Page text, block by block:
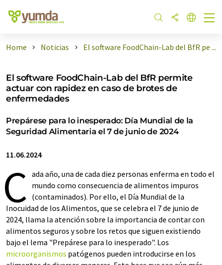
Home Noticias El software FoodChain-Lab del BfR pe ...
El software FoodChain-Lab del BfR permite
actuar con rapidez en caso de brotes de
enfermedades
Prepárese para lo inesperado: Día Mundial de la
Seguridad Alimentaria el 7 de junio de 2024
11.06.2024
C ada año, una de cada diez personas enferma en todo el
mundo como consecuencia de alimentos impuros
(contaminados). Por ello, el Día Mundial de la
Inocuidad de los Alimentos, que se celebra el 7 de junio de
2024, llama la atención sobre la importancia de contar con
alimentos seguros y sobre los retos que siguen existiendo
bajo el lema "Prepárese para lo inesperado". Los
microorganismos patógenos pueden introducirse en los